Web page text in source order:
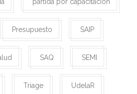
Presupuesto SAIP
SAQ SEMI
Triage UdelaR